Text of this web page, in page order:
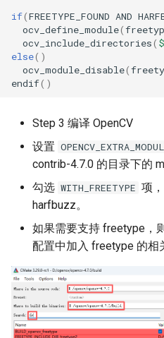
if(FREETYPE_FOUND AND
ocv_define_module(
ocv_include_directories(
else()
ocv_module_disable(
endif()
Step 3 编译 OpenCV
设置
contrib-4.7.0 的目录下的
勾选 WITH_FREETYPE 项
harfbuzz。
如果需要支持 freetype，
配置中加入 freetype 的相